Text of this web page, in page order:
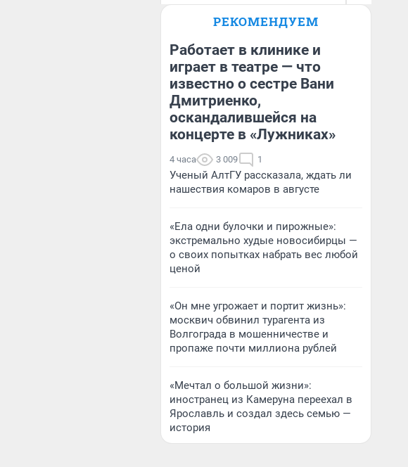
Главврач клиники
Волковой»
РЕКОМЕНДУЕМ
Работает в клинике и
играет в театре — что
известно о сестре Вани
Дмитриенко,
оскандалившейся на
концерте в «Лужниках»
4 часа 3 009 1
Ученый АлтГУ рассказала, ждать ли
нашествия комаров в августе
«Ела одни булочки и пирожные»:
экстремально худые новосибирцы —
о своих попытках набрать вес любой
ценой
«Он мне угрожает и портит жизнь»:
москвич обвинил турагента из
Волгограда в мошенничестве и
пропаже почти миллиона рублей
«Мечтал о большой жизни»:
иностранец из Камеруна переехал в
Ярославль и создал здесь семью —
история